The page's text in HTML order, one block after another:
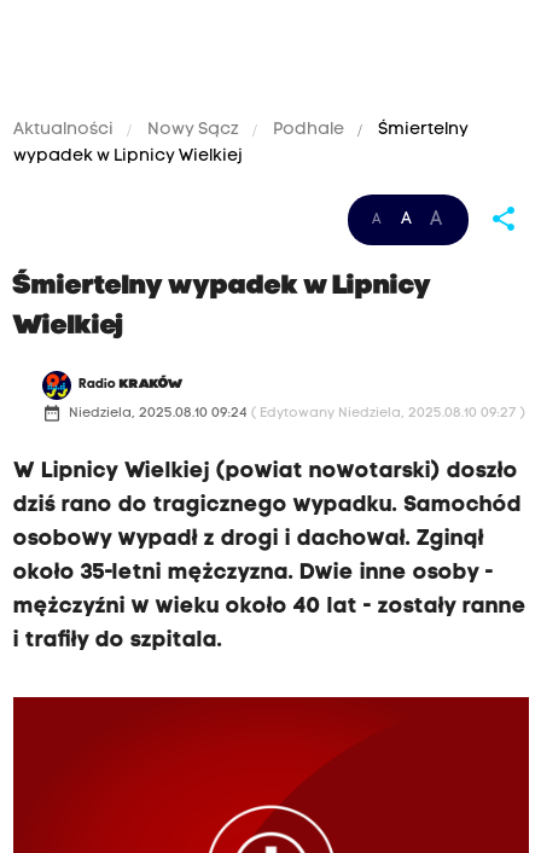
Aktualności Nowy Sącz Podhale
Śmiertelny
wypadek w Lipnicy Wielkiej
A A A share
Śmiertelny wypadek w Lipnicy
Wielkiej
Radio KRAKÓW
date_range Niedziela, 2025.08.10 09:24 ( Edytowany Niedziela, 2025.08.10 09:27 )
W Lipnicy Wielkiej (powiat nowotarski) doszło
dziś rano do tragicznego wypadku. Samochód
osobowy wypadł z drogi i dachował. Zginął
około 35-letni mężczyzna. Dwie inne osoby -
mężczyźni w wieku około 40 lat - zostały ranne
i trafiły do szpitala.